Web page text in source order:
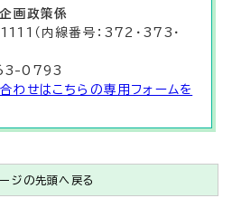
企画政策係
（内線番号：372・373・
0793
わせはこちらの専用フォームを
ジの先頭へ戻る